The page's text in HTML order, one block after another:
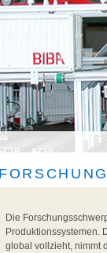
FORSCHUNG
Die
Produktionssystemen.
global vollzieht, nimmt